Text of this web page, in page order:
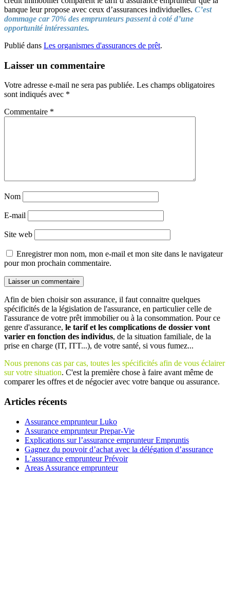
banque leur propose avec ceux d’assurances individuelles. C’est
dommage car 70% des emprunteurs passent à coté d’une
opportunité intéressantes.
Publié dans Les organismes d'assurances de prêt.
Laisser un commentaire
Votre adresse e-mail ne sera pas publiée. Les champs obligatoires
sont indiqués avec *
Commentaire *
Nom
E-mail
Site web
Enregistrer mon nom, mon e-mail et mon site dans le navigateur
pour mon prochain commentaire.
Afin de bien choisir son assurance, il faut connaitre quelques
spécificités de la législation de l'assurance, en particulier celle de
l'assurance de votre prêt immobilier ou à la consommation. Pour ce
genre d'assurance, le tarif et les complications de dossier vont
varier en fonction des individus, de la situation familiale, de la
prise en charge (IT, ITT...), de votre santé, si vous fumez...
Nous prenons cas par cas, toutes les spécificités afin de vous éclairer
sur votre situation. C'est la première chose à faire avant même de
comparer les offres et de négocier avec votre banque ou assurance.
Articles récents
Assurance emprunteur Luko
Assurance emprunteur Prepar-Vie
Explications sur l’assurance emprunteur Empruntis
Gagnez du pouvoir d’achat avec la délégation d’assurance
L’assurance emprunteur Prévoir
Areas Assurance emprunteur